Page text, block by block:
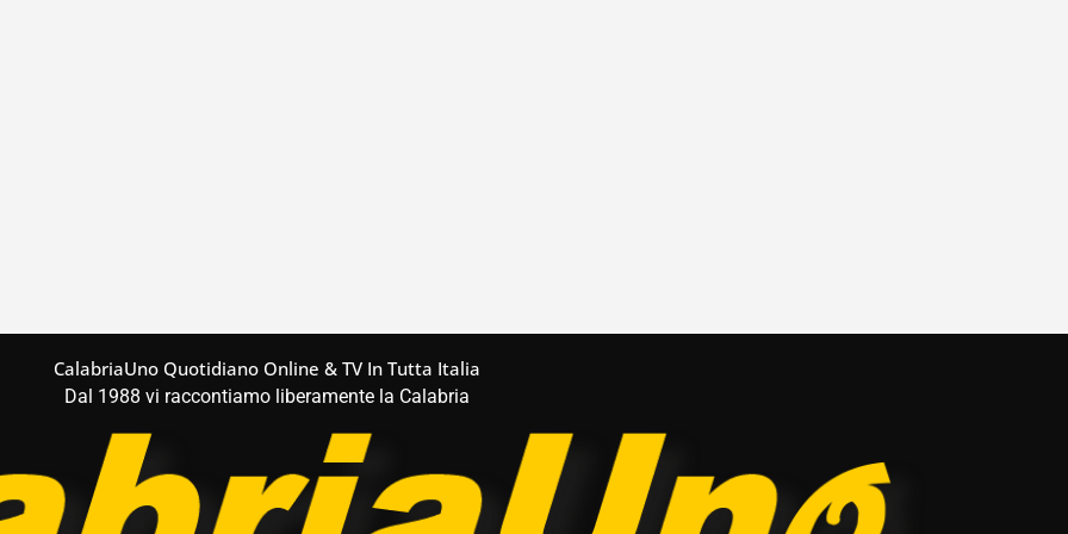
CalabriaUno Quotidiano Online & TV In Tutta Italia
Dal 1988 vi raccontiamo liberamente la Calabria